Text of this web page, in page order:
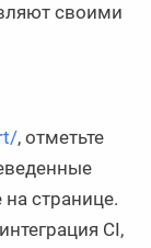
своими
, отметьте
странице.
CI,